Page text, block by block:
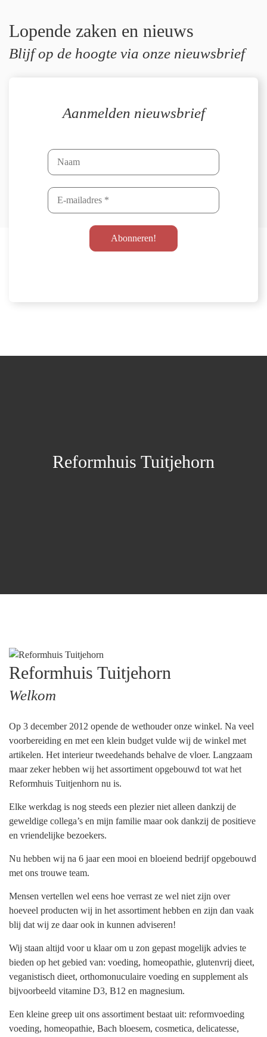
Lopende zaken en nieuws
Blijf op de hoogte via onze nieuwsbrief
Aanmelden nieuwsbrief
Reformhuis Tuitjehorn
Reformhuis Tuitjehorn
Welkom
Op 3 december 2012 opende de wethouder onze winkel. Na veel
voorbereiding en met een klein budget vulde wij de winkel met
artikelen. Het interieur tweedehands behalve de vloer. Langzaam
maar zeker hebben wij het assortiment opgebouwd tot wat het
Reformhuis Tuitjenhorn nu is.
Elke werkdag is nog steeds een plezier niet alleen dankzij de
geweldige collega’s en mijn familie maar ook dankzij de positieve
en vriendelijke bezoekers.
Nu hebben wij na 6 jaar een mooi en bloeiend bedrijf opgebouwd
met ons trouwe team.
Mensen vertellen wel eens hoe verrast ze wel niet zijn over
hoeveel producten wij in het assortiment hebben en zijn dan vaak
blij dat wij ze daar ook in kunnen adviseren!
Wij staan altijd voor u klaar om u zon gepast mogelijk advies te
bieden op het gebied van: voeding, homeopathie, glutenvrij dieet,
veganistisch dieet, orthomonuculaire voeding en supplement als
bijvoorbeeld vitamine D3, B12 en magnesium.
Een kleine greep uit ons assortiment bestaat uit: reformvoeding
voeding, homeopathie, Bach bloesem, cosmetica, delicatesse,